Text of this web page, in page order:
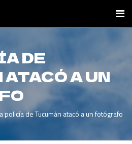
DE
A UN
policía de Tucumán atacó a un fotógrafo